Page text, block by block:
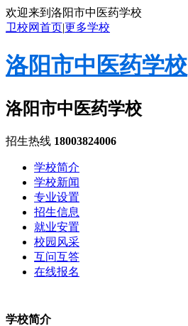
欢迎来到洛阳市中医药学校
卫校网首页|更多学校
洛阳市中医药学校
洛阳市中医药学校
招生热线 18003824006
学校简介
学校新闻
专业设置
招生信息
就业安置
校园风采
互问互答
在线报名
学校简介